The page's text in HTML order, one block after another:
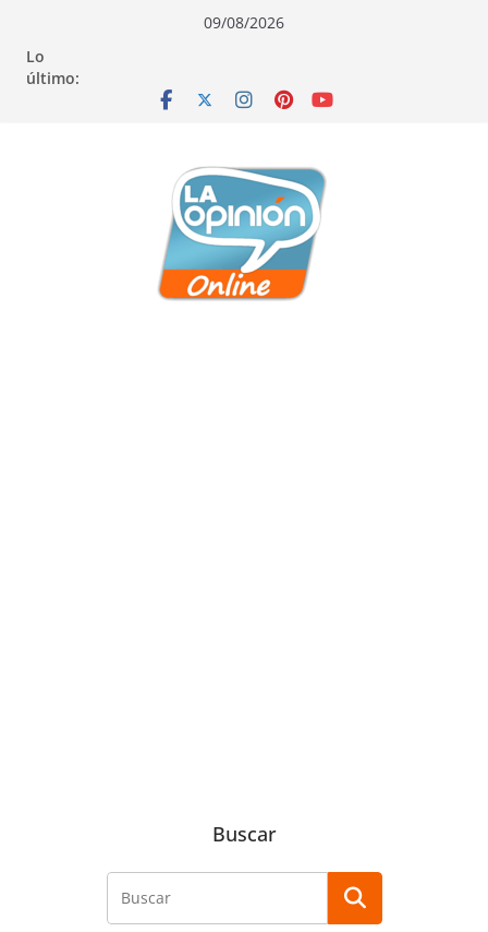
contenido
navegación
contenido
09/08/2026
Lo
último:
Buscar